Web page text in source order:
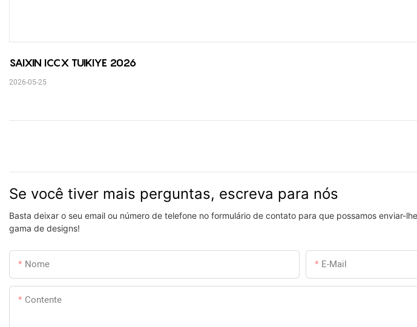
SAIXIN ICCX TUIKIYE 2026
2026-05-25
Se você tiver mais perguntas, escreva para nós
Basta deixar o seu email ou número de telefone no formulário de contato para que possamos enviar-
gama de designs!
Nome E-Mail
Contente